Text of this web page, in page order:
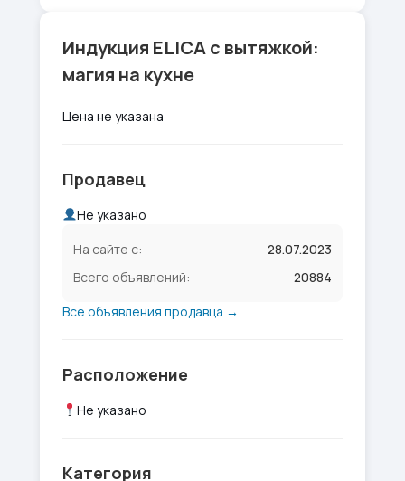
Индукция ELICA с вытяжкой:
магия на кухне
Цена не указана
Продавец
Не указано
На сайте с:
28.07.2023
Всего объявлений:
20884
Все объявления продавца →
Расположение
Не указано
Категория